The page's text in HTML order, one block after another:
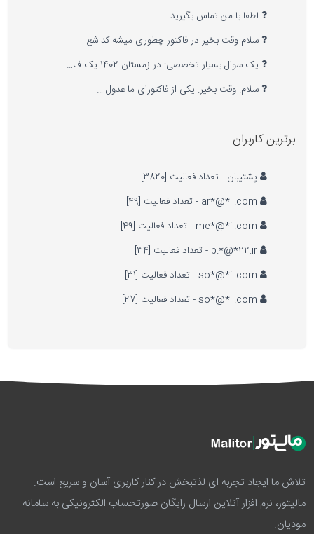
لطفا با من تماس بگیرید
سلام وقت بخیر در فاکتور چطوری میشه کد شع…
یک سوال بسیار تخصصی: در زمستان 1402 یک ف…
سلام. وقت بخیر. یکی از فاکتورای ما عدول …
برترین کاربران
پشتیبان - تعداد فعالیت [3820]
تلاش ما ایجاد تجربه ای لذتبخش در کنار کاربری آسان و سریع است.
مالیتور، نرم افزار آنلاین ارسال رایگان صورتحساب الکترونیکی به سامانه
مودیان.